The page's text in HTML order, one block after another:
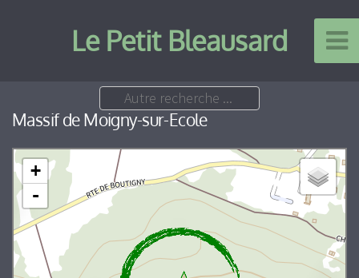
Le Petit Bleausard
Massif de Moigny-sur-Ecole